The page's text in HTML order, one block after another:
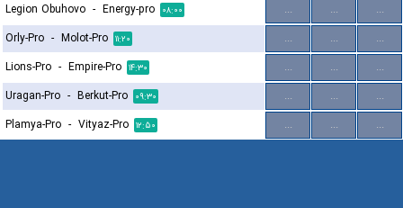
Legion Obuhovo - Energy-pro ۰۸:۰۰ ... ...
...
Orly-Pro - Molot-Pro ۱۱:۲۰ ... ...
...
Lions-Pro - Empire-Pro ۱۴:۳۰ ... ...
...
Uragan-Pro - Berkut-Pro ۰۹:۳۰ ... ...
...
Plamya-Pro - Vityaz-Pro ۱۲:۵۰ ... ... ...